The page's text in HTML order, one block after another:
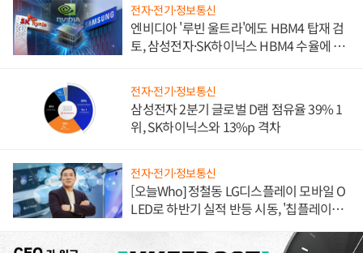
전자·전기·정보통신
엔비디아 '루빈 울트라'에도 HBM4 탑재 검
토, 삼성전자·SK하이닉스 HBM4 수율에 주
전자·전기·정보통신
삼성전자 2분기 글로벌 D램 점유율 39% 1
위, SK하이닉스와 13%p 격차
전자·전기·정보통신
[오늘Who] 정철동 LG디스플레이 모바일 O
LED로 하반기 실적 반등 시동, '칩플레이